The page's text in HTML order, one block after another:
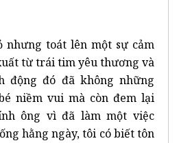
nhưng toát lên một sự cảm
từ trái tim yêu thương và
động đó đã không những
niềm vui mà còn đem lại
ông vì đã làm một việc
hằng ngày, tôi có biết tôn